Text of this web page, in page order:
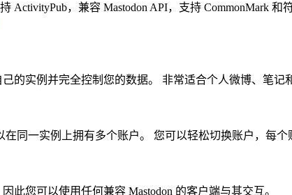
，兼容 Mastodon API，支持 CommonMark 和
的实例并完全控制您的数据。 非常适合个人微博、笔记
同一实例上拥有多个账户。 您可以轻松切换账户，每个
因此您可以使用任何兼容 Mastodon 的客户端与其交互。